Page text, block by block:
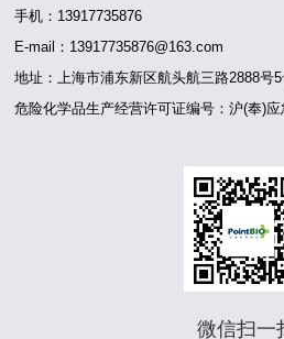
手机：13917735876
E-mail：13917735876@163.com
地址：上海市浦东新区航头航三路2888号5
危险化学品生产经营许可证编号：沪(奉)
微信扫一